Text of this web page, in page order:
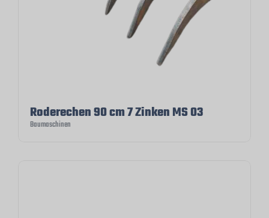
Roderechen 90 cm 7 Zinken MS 03
Baumaschinen